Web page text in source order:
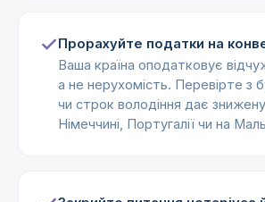
Прорахуйте податки на
Ваша країна оподатковує
а не нерухомість. Перевірте з
чи строк володіння дає
Німеччині, Португалії чи на